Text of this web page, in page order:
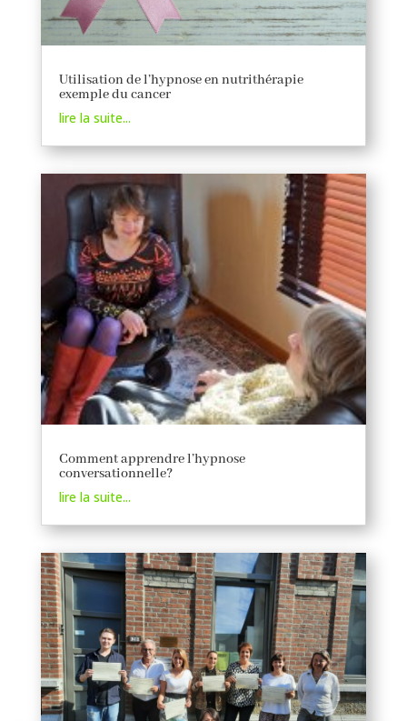
Utilisation de l’hypnose en nutrithérapie
exemple du cancer
lire la suite...
Comment apprendre l’hypnose
conversationnelle?
lire la suite...